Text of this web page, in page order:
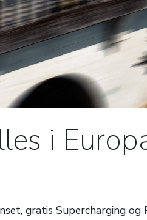
i
gratis Supercharging og